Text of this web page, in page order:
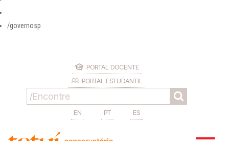
/governosp
PORTAL DOCENTE
PORTAL ESTUDANTIL
EN PT ES